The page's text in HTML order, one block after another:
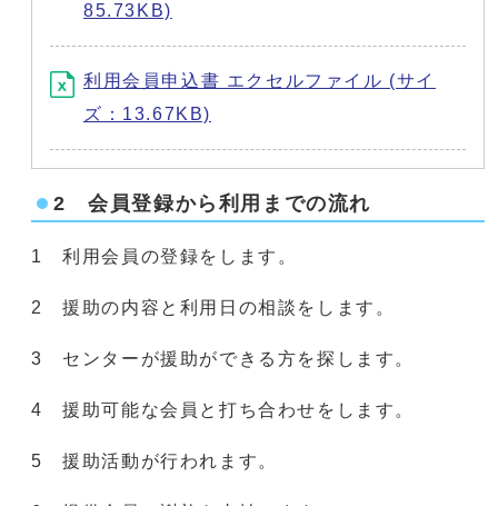
85.73KB)
利用会員申込書 エクセルファイル (サイ
ズ：13.67KB)
2 会員登録から利用までの流れ
1 利用会員の登録をします。
2 援助の内容と利用日の相談をします。
3 センターが援助ができる方を探します。
4 援助可能な会員と打ち合わせをします。
5 援助活動が行われます。